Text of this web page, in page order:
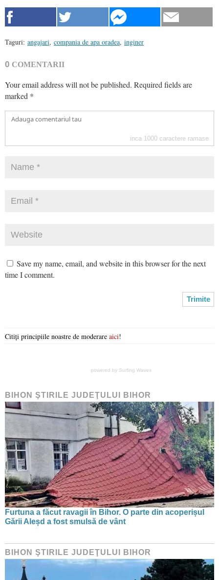
Taguri: angajari, compania de apa oradea, inginer
0 COMENTARII
Your email address will not be published. Required fields are
marked *
inca 1000 caractere ramase
Save my name, email, and website in this browser for the next
time I comment.
Citiți principiile noastre de moderare aici!
powered by Surfing Waves
BIHON ŞTIRILE JUDEŢULUI BIHOR
Furtuna a făcut ravagii în Bihor. O parte din acoperișul
Gării Aleșd a fost smulsă de vânt
BIHON ŞTIRILE JUDEŢULUI BIHOR